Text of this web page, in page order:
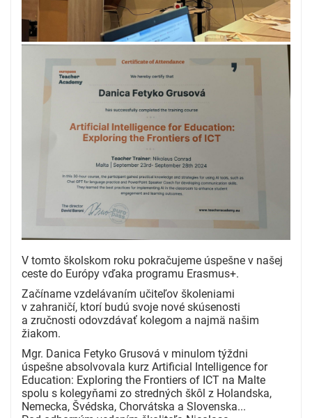
V tomto školskom roku pokračujeme úspešne v našej
ceste do Európy vďaka programu Erasmus+.
Začíname vzdelávaním učiteľov školeniami
v zahraničí, ktorí budú svoje nové skúsenosti
a zručnosti odovzdávať kolegom a najmä našim
žiakom.
Mgr. Danica Fetyko Grusová v minulom týždni
úspešne absolvovala kurz Artificial Intelligence for
Education: Exploring the Frontiers of ICT na Malte
spolu s kolegyňami zo stredných škôl z Holandska,
Nemecka, Švédska, Chorvátska a Slovenska...